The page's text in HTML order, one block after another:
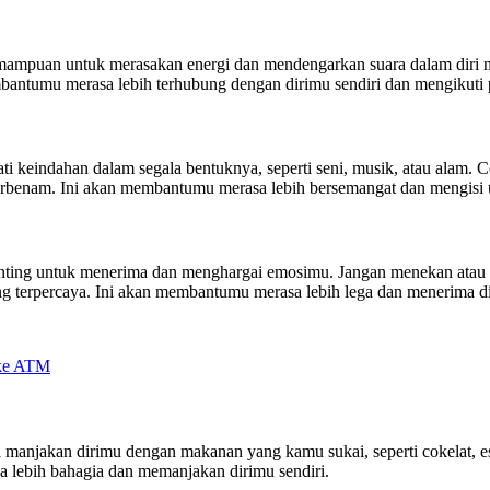
untuk merasakan energi dan mendengarkan suara dalam
merasa lebih terhubung dengan dirimu sendiri dan
keindahan dalam segala bentuknya, seperti seni, musik, atau alam.
Ini akan membantumu merasa lebih bersemangat dan mengisi
untuk menerima dan menghargai emosimu. Jangan menekan
Ini akan membantumu merasa lebih lega dan menerima
ATM
dirimu dengan makanan yang kamu sukai, seperti
lebih bahagia dan memanjakan dirimu sendiri.